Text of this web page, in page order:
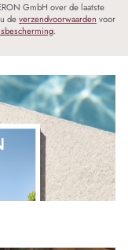
GmbH over de laatste
deverzendvoorwaarden voor
.